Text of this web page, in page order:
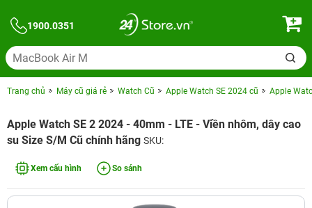
1900.0351
Trang chủ Máy cũ giá rẻ Watch Cũ Apple Watch SE 2024 cũ Apple
Apple Watch SE 2 2024 - 40mm - LTE - Viền nhôm, dây cao
su Size S/M Cũ chính hãng SKU:
Xem cấu hình So sánh